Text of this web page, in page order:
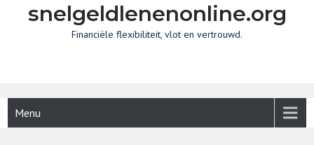
snelgeldlenenonline.org
Financiële flexibiliteit, vlot en vertrouwd.
Menu